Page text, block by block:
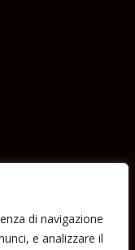
di navigazione
e analizzare il